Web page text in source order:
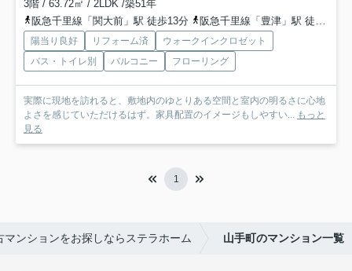
3階 / 63.72㎡ / 2LDK /築51年
阪急千里線「関大前」駅 徒歩13分
阪急千里線「豊津」駅 徒歩15分
陽当り良好 リフォーム済
ウォークインクロゼット
バス・トイレ別
バルコニー フローリング
実際に現地を訪れると、敷地内のゆとりある空間と室内の明るさに心地
よさを感じていただけるはず。家具配置のイメージもしやすい... もっと
見る
1
マンションをお探しならステラホーム 山手町のマンション一覧